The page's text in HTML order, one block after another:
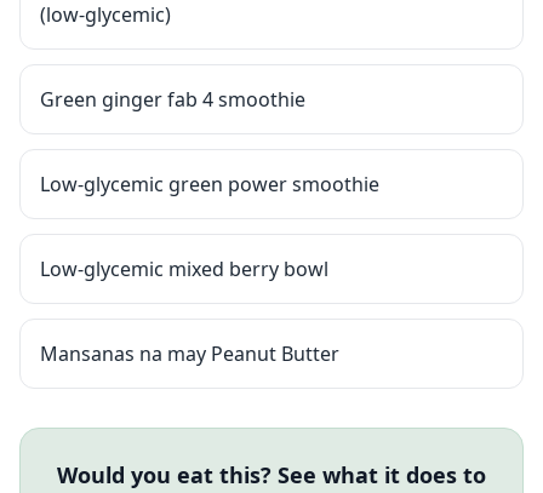
(low-glycemic)
Green ginger fab 4 smoothie
Low-glycemic green power smoothie
Low-glycemic mixed berry bowl
Mansanas na may Peanut Butter
Would you eat this? See what it does to